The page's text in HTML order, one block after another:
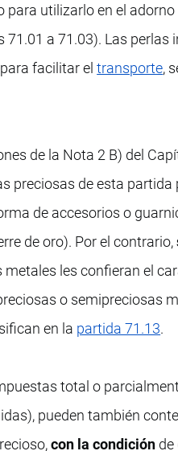
utilizarlo en el
a 71.03). Las
facilitar eltransporte,
de la Nota 2 B) del
preciosas de esta
de accesorios o
de oro). Por el contrario,
les confieran el
o semipreciosas
en la partida 71.13.
total o
pueden también
con la condición